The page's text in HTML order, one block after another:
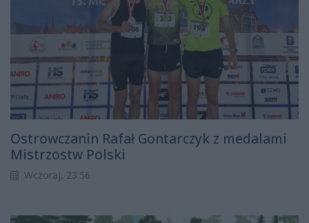
Ostrowczanin Rafał Gontarczyk z medalami
Mistrzostw Polski
Wczoraj, 23:56